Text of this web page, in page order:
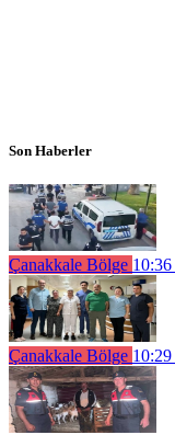
Son Haberler
Çanakkale Bölge 10:36
Çanakkale Bölge 10:29